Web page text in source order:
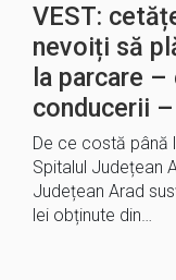
VEST:
nevoiți să
la parcare
conducerii
De ce costă până
Spitalul Județean
Județean Arad
lei obținute din…